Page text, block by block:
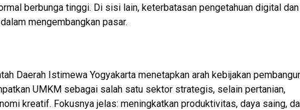
berbunga tinggi. Di sisi lain, keterbatasan pengetahuan digital dan
mengembangkan pasar.
Daerah Istimewa Yogyakarta menetapkan arah kebijakan
UMKM sebagai salah satu sektor strategis, selain pertanian,
kreatif. Fokusnya jelas: meningkatkan produktivitas, daya saing,